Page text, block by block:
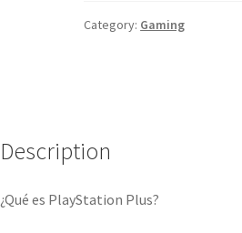
Category: Gaming
Description
¿Qué es PlayStation Plus?